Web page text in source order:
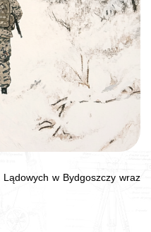
w Bydgoszczy wraz